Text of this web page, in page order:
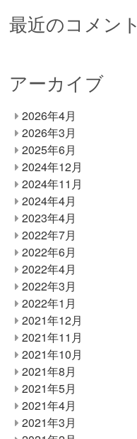
最近のコメント
アーカイブ
2026年4月
2026年3月
2025年6月
2024年12月
2024年11月
2024年4月
2023年4月
2022年7月
2022年6月
2022年4月
2022年3月
2022年1月
2021年12月
2021年11月
2021年10月
2021年8月
2021年5月
2021年4月
2021年3月